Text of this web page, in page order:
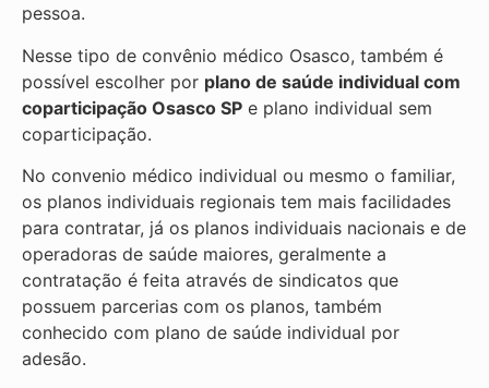
pessoa.
Nesse tipo de convênio médico Osasco, também é
possível escolher por plano de saúde individual com
coparticipação Osasco SP e plano individual sem
coparticipação.
No convenio médico individual ou mesmo o familiar,
os planos individuais regionais tem mais facilidades
para contratar, já os planos individuais nacionais e de
operadoras de saúde maiores, geralmente a
contratação é feita através de sindicatos que
possuem parcerias com os planos, também
conhecido com plano de saúde individual por
adesão.